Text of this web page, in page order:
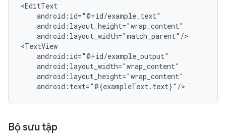
android:layout_width="match_parent"/>
Bộ sưu tập